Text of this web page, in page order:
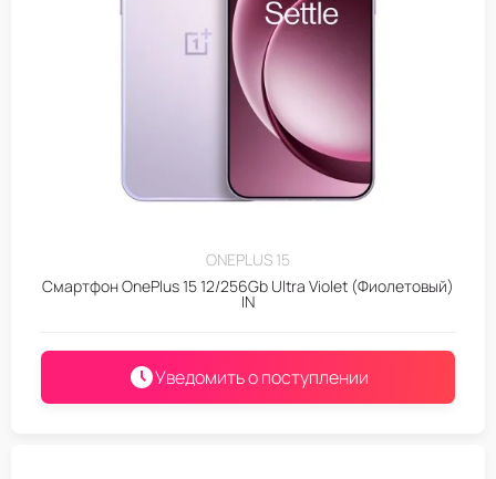
ONEPLUS 15
Смартфон OnePlus 15 12/256Gb Ultra Violet (Фиолетовый)
IN
Уведомить о поступлении